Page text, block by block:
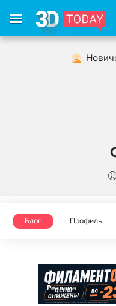
Блог Профиль
Реклама